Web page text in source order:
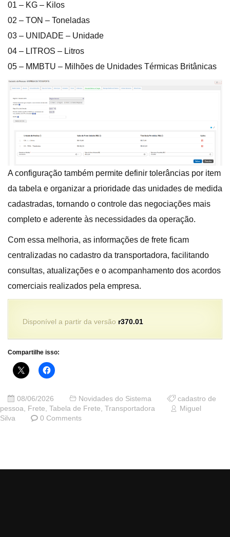
01 – KG – Kilos
02 – TON – Toneladas
03 – UNIDADE – Unidade
04 – LITROS – Litros
05 – MMBTU – Milhões de Unidades Térmicas Britânicas
A configuração também permite definir tolerâncias por item
da tabela e organizar a prioridade das unidades de medida
cadastradas, tornando o controle das negociações mais
completo e aderente às necessidades da operação.
Com essa melhoria, as informações de frete ficam
centralizadas no cadastro da transportadora, facilitando
consultas, atualizações e o acompanhamento dos acordos
comerciais realizados pela empresa.
Disponível a partir da versão r370.01
Compartilhe isso:
08/06/2026 Novidades do Sistema
cadastro de
pessoa, Frete, Tabela de Frete, Transportadora
Miguel
Silva
0 Comments